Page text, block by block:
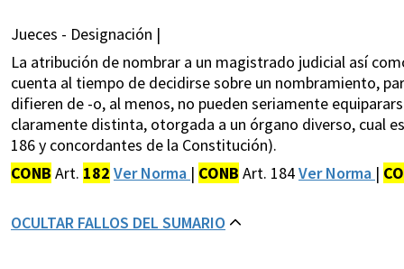
Jueces - Designación |
La atribución de nombrar a un magistrado judicial así
cuenta al tiempo de decidirse sobre un nombramiento,
difieren de -o, al menos, no pueden seriamente
claramente distinta, otorgada a un órgano diverso, cual
186 y concordantes de la Constitución).
CONB Art. 182 Ver Norma | CONB Art. 184Ver Norma |
OCULTAR FALLOS DEL SUMARIO